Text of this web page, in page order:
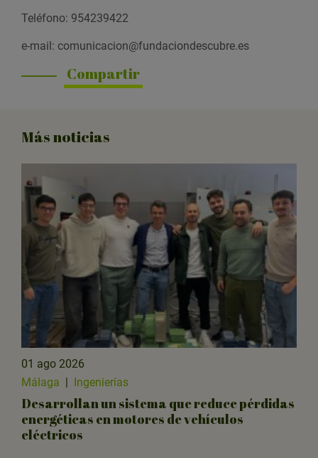
Teléfono: 954239422
e-mail: comunicacion@fundaciondescubre.es
Compartir
Más noticias
01 ago 2026
Málaga | Ingenierías
Desarrollan un sistema que reduce pérdidas
energéticas en motores de vehículos
eléctricos